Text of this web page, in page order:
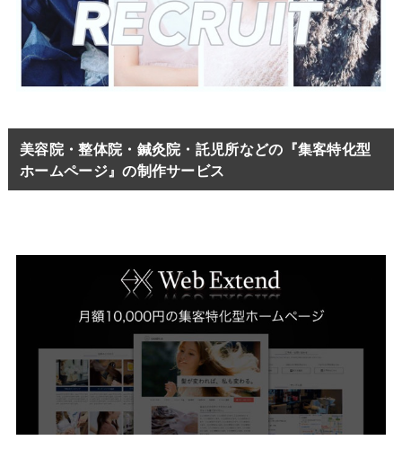
美容院・整体院・鍼灸院・託児所などの『集客特化型
ホームページ』の制作サービス